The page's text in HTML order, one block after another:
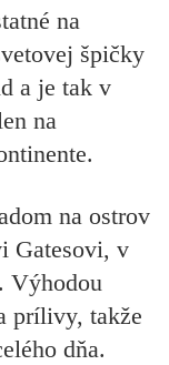
na
špičky
a je tak v
na
na ostrov
Gatesovi, v
Výhodou
prílivy, takže
dňa.